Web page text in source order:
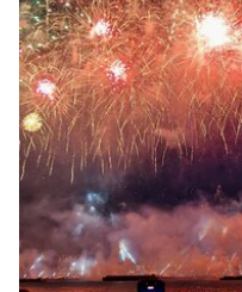
Metro
Стримы
Спецпроекты
Звезды
Выборы
2026
Скачай
Metro